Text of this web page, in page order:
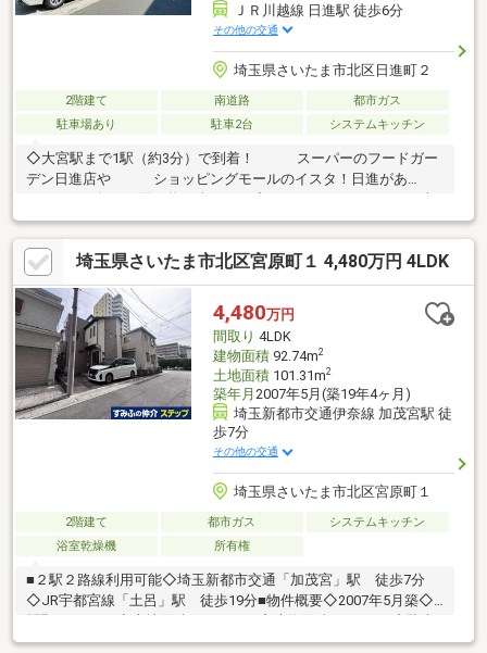
ＪＲ川越線 日進駅 徒歩6分
その他の交通
埼玉県さいたま市北区日進町２
2階建て 南道路
都市ガス
駐車場あり
駐車2台 システムキッチン
◇大宮駅まで1駅（約3分）で到着！ スーパーのフードガー
デン日進店や ショッピングモールのイスタ！日進があ
道路に面しています。 車種によりますがカースペース2台可
能！◇外壁塗装で艶やかな外観と、 屋根カバー工法リフォ
ーム済♪◇室内の設備もすべて新品♪ 全室エアコン設置済み
のうれしい住まいです！◇駅近・南向き、条件のいい立地の住ま
いです
埼玉県さいたま市北区宮原町１ 4,480万円 4LDK
4,480万円
間取り 4LDK
建物面積92.74m2
土地面積101.31m2
築年月 2007年5月(築19年4ヶ月)
埼玉新都市交通伊奈線 加茂宮駅 徒
歩7分
その他の交通
埼玉県さいたま市北区宮原町１
2階建て 都市ガス
システムキッチン
浴室乾燥機
所有権
■２駅２路線利用可能◇埼玉新都市交通「加茂宮」駅 徒歩7分
◇JR宇都宮線「土呂」駅 徒歩19分■物件概要◇2007年5月築◇
スペース１台分（車種による）◇約14.8帖のＬＤＫ◇リビングは